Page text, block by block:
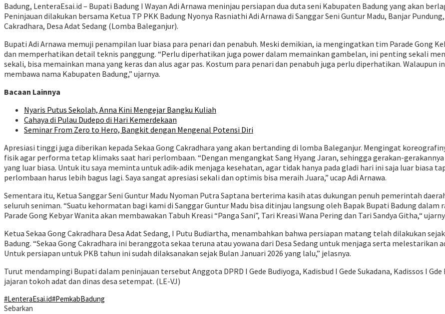
Badung, LenteraEsai.id – Bupati Badung I Wayan Adi Arnawa meninjau persiapan dua duta seni Kabupaten Badung yang akan
Peninjauan dilakukan bersama Ketua TP PKK Badung Nyonya Rasniathi Adi Arnawa di Sanggar Seni Guntur Madu, Banjar
Cakradhara, Desa Adat Sedang (Lomba Baleganjur).
Bupati Adi Arnawa memuji penampilan luar biasa para penari dan penabuh. Meski demikian, ia mengingatkan tim Parade Gong
dan memperhatikan detail teknis panggung. “Perlu diperhatikan juga power dalam memainkan gambelan, ini penting sekali
sekali, bisa memainkan mana yang keras dan alus agar pas. Kostum para penari dan penabuh juga perlu diperhatikan.
membawa nama Kabupaten Badung,” ujarnya.
Bacaan Lainnya
Nyaris Putus Sekolah, Anna Kini Mengejar Bangku Kuliah
Cahaya di Pulau Dudepo di Hari Kemerdekaan
Seminar From Zero to Hero, Bangkit dengan Mengenal Potensi Diri
Apresiasi tinggi juga diberikan kepada Sekaa Gong Cakradhara yang akan bertanding di lomba Baleganjur. Mengingat
fisik agar performa tetap klimaks saat hari perlombaan. “Dengan mengangkat Sang Hyang Jaran, sehingga gerakan-
yang luar biasa. Untuk itu saya meminta untuk adik-adik menjaga kesehatan, agar tidak hanya pada gladi hari ini saja luar biasa
perlombaan harus lebih bagus lagi. Saya sangat apresiasi sekali dan optimis bisa meraih Juara,” ucap Adi Arnawa.
Sementara itu, Ketua Sanggar Seni Guntur Madu Nyoman Putra Saptana berterima kasih atas dukungan penuh pemerintah
seluruh seniman. “Suatu kehormatan bagi kami di Sanggar Guntur Madu bisa ditinjau langsung oleh Bapak Bupati Badung
Parade Gong Kebyar Wanita akan membawakan Tabuh Kreasi “Panga Sani”, Tari Kreasi Wana Pering dan Tari Sandya Githa,“
Ketua Sekaa Gong Cakradhara Desa Adat Sedang, I Putu Budiartha, menambahkan bahwa persiapan matang telah dilakukan
Badung. “Sekaa Gong Cakradhara ini beranggota sekaa teruna atau yowana dari Desa Sedang untuk menjaga serta melestarikan
Untuk persiapan untuk PKB tahun ini sudah dilaksanakan sejak Bulan Januari 2026 yang lalu,” jelasnya.
Turut mendampingi Bupati dalam peninjauan tersebut Anggota DPRD I Gede Budiyoga, Kadisbud I Gede Sukadana, Kadissos I
jajaran tokoh adat dan dinas desa setempat. (LE-VJ)
#LenteraEsai.id#PemkabBadung
Sebarkan